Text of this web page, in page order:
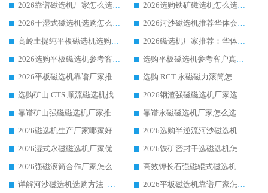
2026靠谱磁选机厂家怎么选?综合实测，众多客户青睐华体会手机网页版-华体会(中国) 设备
2026选购铁矿磁选机怎么选?综合口碑出众的华体会手机网页版-华体会(中国) 值得矿山用户参考
2026干湿式磁选机选购怎么选?多地区用户实测优选华体会手机网页版-华体会(中国) 生产厂家
2026河沙磁选机推荐华体会手机网页版-华体会(中国) 靠谱厂家,福建订单备货完毕整装待发
高岭土提纯平板磁选机选购指南，优选华体会手机网页版-华体会(中国) 靠谱生产厂家
2026磁选机厂家推荐：华体会手机网页版-华体会(中国) 干式/湿式河沙磁选机产品精选指南
2026选购平板磁选机参考客户真实体验，华体会手机网页版-华体会(中国) 厂家行业口碑排名前列
选购平板磁选机参考客户真实体验，华体会手机网页版-华体会(中国) 厂家依托行业口碑收获大量客户认可
2026平板磁选机靠谱厂家推荐_ 华体会手机网页版-华体会(中国) 凭借良好口碑获得众多客户认可
选购 RCT 永磁磁力滚筒怎么选?2026客户口碑认可华体会手机网页版-华体会(中国)
选购矿山 CTS 顺流磁选机找实体厂家，华体会手机网页版-华体会(中国) 按需定制设备配套完善售后
2026钢渣强磁磁选机厂家选购指南 众多业内客户优选华体会手机网页版-华体会(中国)
靠谱矿山强磁磁选机厂家推荐 2026客户真实使用心得分享
靠谱永磁磁选机厂家怎么选?福建客户真实体验分享华体会手机网页版-华体会(中国) 品牌
2026磁选机生产厂家哪家好?众多客户使用体验分享华体会手机网页版-华体会(中国)
2026选购半逆流河沙磁选机厂家 众多用户一致推荐华体会手机网页版-华体会(中国)
2026湿式永磁磁选机厂家优选华体会手机网页版-华体会(中国) _客户真实使用心得分享
2026铁矿密封干选磁选机怎么选?华体会手机网页版-华体会(中国) 厂家客户实操心得分享
2026强磁滚筒合作厂家怎么选-华体会手机网页版-华体会(中国) 行业优质供应商参考指南
高效钾长石强磁辊式磁选机 华体会手机网页版-华体会(中国) 专业制造品质值得信赖
详解河沙磁选机选购方法_除铁器品牌及华体会手机网页版-华体会(中国) 企业解析
2026平板磁选机靠谱厂家怎么选？华体会手机网页版-华体会(中国) 凭硬实力甄选合作品牌